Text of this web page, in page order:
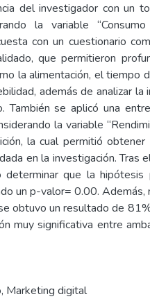
del investigador con un
la variable
con un cuestionario
que permitieron
la alimentación, el tiempo
además de analizar la
También se aplicó una
la variable
la cual permitió obtener
en la investigación. Tras
que la hipótesis
un p-valor= 0.00. Además,
obtuvo un resultado de
muy significativa entre
, Marketing digital